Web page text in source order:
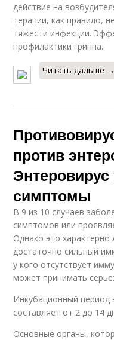
действие на
терапии, как правило,
тяжести инфекции.
профилактики гриппа.
Читать дальше →
против
Энтеровирус
симптомы
В 9 из 10 случаев
симптомов или
Однако это
достаточно сильный
у кого отсутствует
может принимать
Инкубационный период
составляет от 2 до 14
Основные органы,